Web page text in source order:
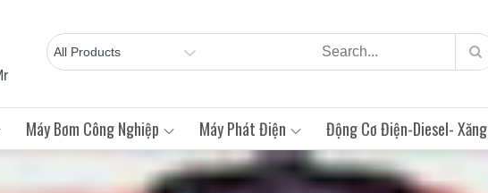
Máy Bơm Công Nghiệp Máy Phát Điện Động Cơ Điện-Diesel- Xăng